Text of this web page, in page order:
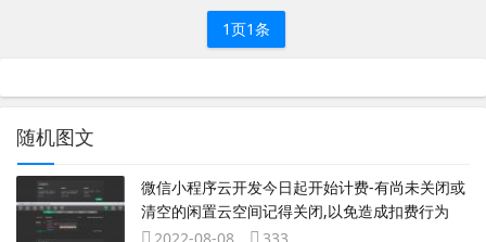
1页1条
随机图文
微信小程序云开发今日起开始计费-有尚未关闭或
清空的闲置云空间记得关闭,以免造成扣费行为